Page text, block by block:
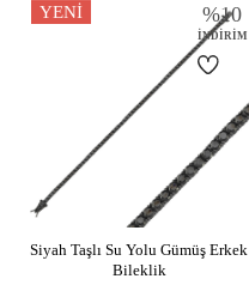
YENI %10
İNDIRIM
Siyah Taşlı Su Yolu Gümüş Erkek
Bileklik